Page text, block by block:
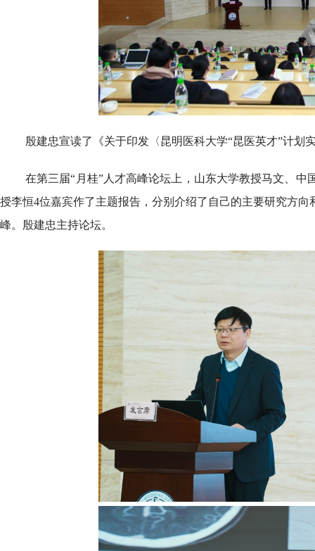
殷建忠宣读了《关于印发〈昆明医科大学“昆医英才”计划
在第三届“月桂”人才高峰论坛上，山东大学教授马文、
授李恒4位嘉宾作了主题报告，分别介绍了自己的主要研究方
峰。殷建忠主持论坛。